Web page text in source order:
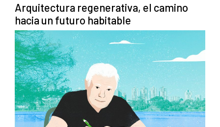
Arquitectura regenerativa, el camino
hacia un futuro habitable